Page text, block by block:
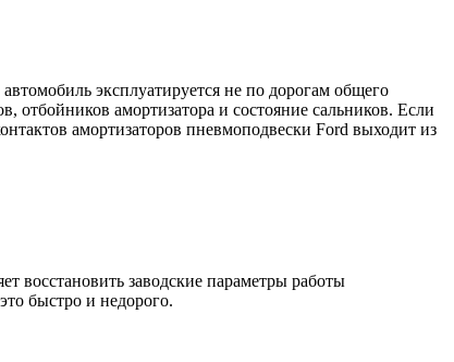
эксплуатируется не по дорогам общего
отбойников амортизатора и состояние сальников. Если
амортизаторов пневмоподвески Ford выходит из
восстановить заводские параметры работы
быстро и недорого.